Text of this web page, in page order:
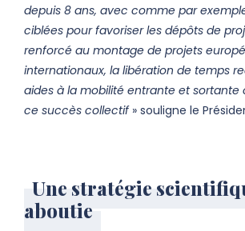
depuis 8 ans, avec comme par
ciblées pour favoriser les dépôts de
renforcé au montage de projets
internationaux, la libération de temps
aides à la mobilité entrante et sortante
ce succès collectif » souligne le
Une stratégie
aboutie